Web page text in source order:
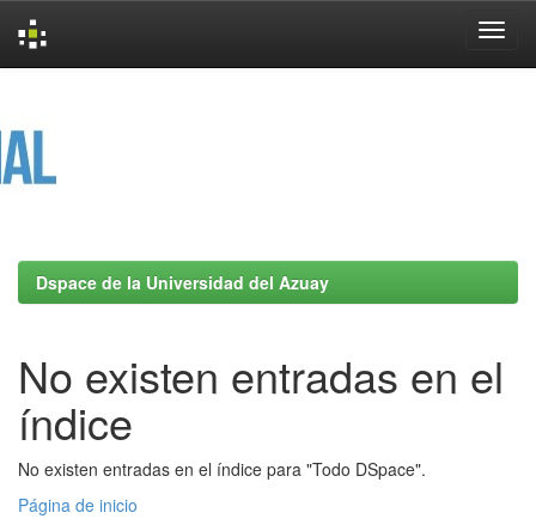
Dspace de la Universidad del Azuay
No existen entradas en el
índice
No existen entradas en el índice para "Todo DSpace".
Página de inicio